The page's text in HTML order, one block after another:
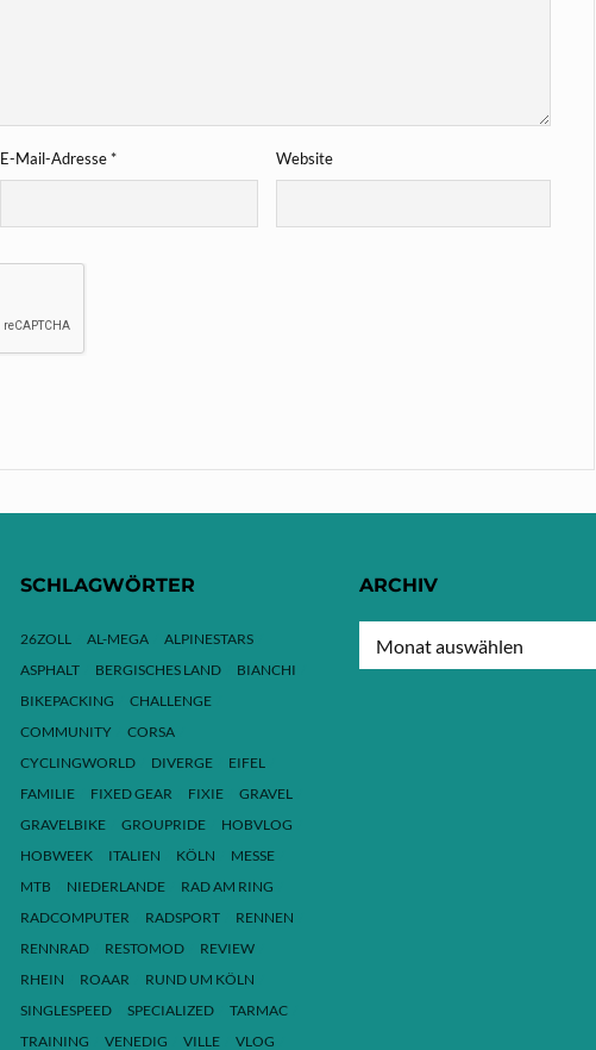
E-Mail-Adresse* Website
SCHLAGWÖRTER
26ZOLL AL-MEGA
ALPINESTARS
ASPHALT
BERGISCHES LAND
BIANCHI
BIKEPACKING
CHALLENGE
COMMUNITY
CORSA
CYCLINGWORLD
DIVERGE
EIFEL
FAMILIE
FIXED GEAR FIXIE
GRAVEL
GRAVELBIKE
GROUPRIDE
HOBVLOG
HOBWEEK
ITALIEN KÖLN
MESSE
MTB
NIEDERLANDE
RAD AM RING
RADCOMPUTER
RADSPORT
RENNEN
RENNRAD
RESTOMOD
REVIEW
RHEIN
ROAAR
RUND UM KÖLN
SINGLESPEED
SPECIALIZED
TARMAC
TRAINING
VENEDIG VILLE VLOG
ARCHIV
ARCHIV